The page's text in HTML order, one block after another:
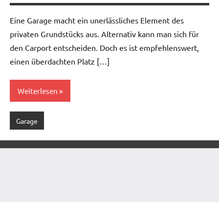
Eine Garage macht ein unerlässliches Element des
privaten Grundstücks aus. Alternativ kann man sich für
den Carport entscheiden. Doch es ist empfehlenswert,
einen überdachten Platz […]
Weiterlesen
Garage